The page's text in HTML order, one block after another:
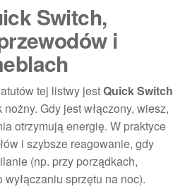
Switch,
i
tej listwy jestQuick Switch
Gdy jest włączony, wiesz,
otrzymują energię. W praktyce
i szybsze reagowanie, gdy
(np. przy porządkach,
sprzętu na noc).